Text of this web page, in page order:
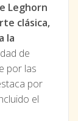
Leghorn
clásica,
la
de
por las
por
el